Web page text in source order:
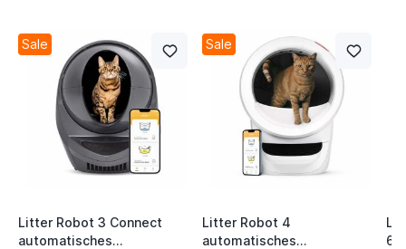
Sale
Litter Robot 3 Connect
automatisches
Sale
Litter Robot 4
automatisches